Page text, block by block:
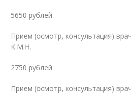
5650 рублей
Прием (осмотр, консультация)
К.М.Н.
2750 рублей
Прием (осмотр, консультация)